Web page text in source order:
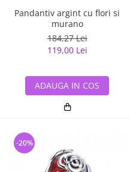
Pandantiv argint cu flori si
murano
184,27 Lei
119,00 Lei
ADAUGA IN COS
-20%